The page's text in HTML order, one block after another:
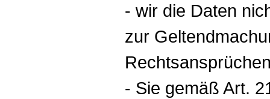
- wir die Daten
zur
- Sie gemäß Art.